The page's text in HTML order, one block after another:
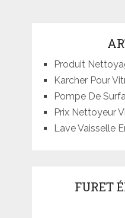
Produit
Karcher Pour
Pompe De
Prix Nettoyeur
Lave Vaisselle
FURET